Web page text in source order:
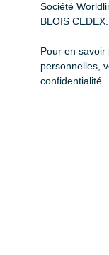
Société
BLOIS CEDEX.
Pour en
personnelles,
confidentialité